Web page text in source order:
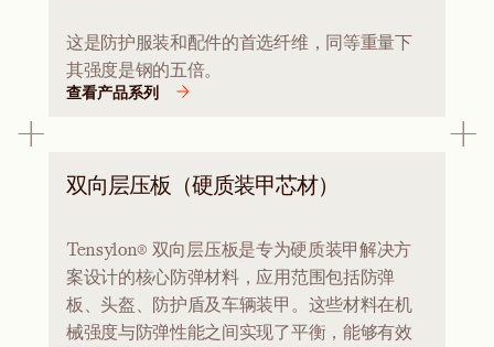
这是防护服装和配件的首选纤维，同等重量下
其强度是钢的五倍。
查看产品系列
双向层压板（硬质装甲芯材）
Tensylon® 双向层压板是专为硬质装甲解决方
案设计的核心防弹材料，应用范围包括防弹
板、头盔、防护盾及车辆装甲。这些材料在机
械强度与防弹性能之间实现了平衡，能够有效